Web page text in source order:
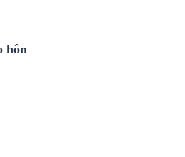
hôn